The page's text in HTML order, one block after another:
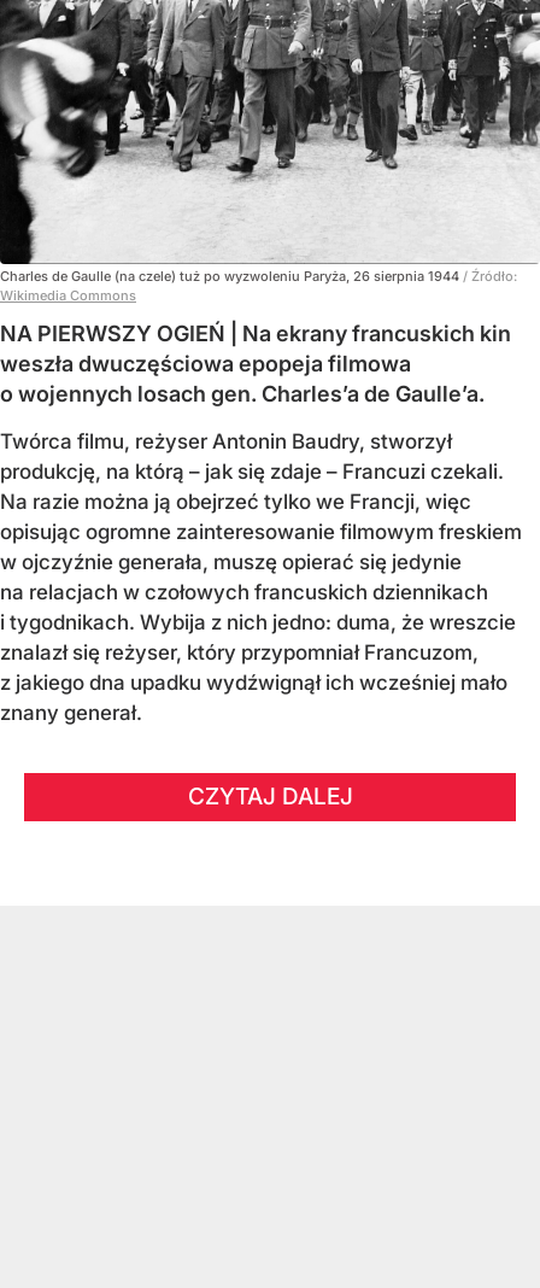
Charles de Gaulle (na czele) tuż po wyzwoleniu Paryża, 26 sierpnia 1944 / Źródło:
Wikimedia Commons
NA PIERWSZY OGIEŃ | Na ekrany francuskich kin
weszła dwuczęściowa epopeja filmowa
o wojennych losach gen. Charles’a de Gaulle’a.
Twórca filmu, reżyser Antonin Baudry, stworzył
produkcję, na którą – jak się zdaje – Francuzi czekali.
Na razie można ją obejrzeć tylko we Francji, więc
opisując ogromne zainteresowanie filmowym freskiem
w ojczyźnie generała, muszę opierać się jedynie
na relacjach w czołowych francuskich dziennikach
i tygodnikach. Wybija z nich jedno: duma, że wreszcie
znalazł się reżyser, który przypomniał Francuzom,
z jakiego dna upadku wydźwignął ich wcześniej mało
znany generał.
CZYTAJ DALEJ